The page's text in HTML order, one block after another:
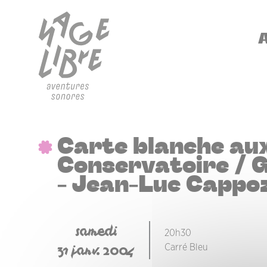
Carte blanche
Conservatoire /
- Jean-Luc
samedi
31 janv. 2004
20h30
Carré Bleu